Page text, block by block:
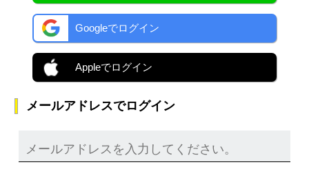
Googleでログイン
Appleでログイン
メールアドレスでログイン